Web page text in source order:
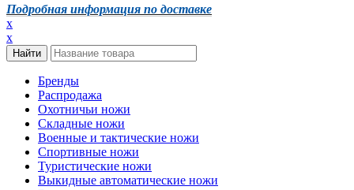
Подробная информация по доставке
x
x
Бренды
Распродажа
Охотничьи ножи
Складные ножи
Военные и тактические ножи
Спортивные ножи
Туристические ножи
Выкидные автоматические ножи